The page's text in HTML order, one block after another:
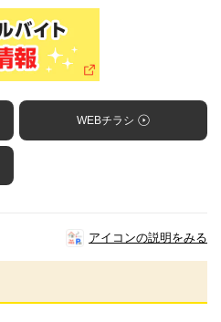
WEBチラシ
アイコンの説明をみる